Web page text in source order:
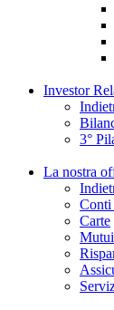
Investor
3°
La nostra
Conti
Carte